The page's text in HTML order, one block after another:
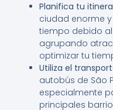
Planifica tu
ciudad enorme
tiempo debido
agrupando
optimizar tu
Utiliza el
autobús de São
especialmente
principales